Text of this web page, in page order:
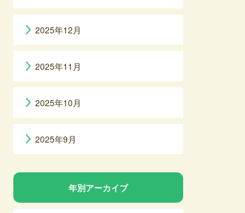
2025年12月
2025年11月
2025年10月
2025年9月
年別アーカイブ